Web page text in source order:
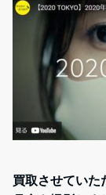
買取させていた